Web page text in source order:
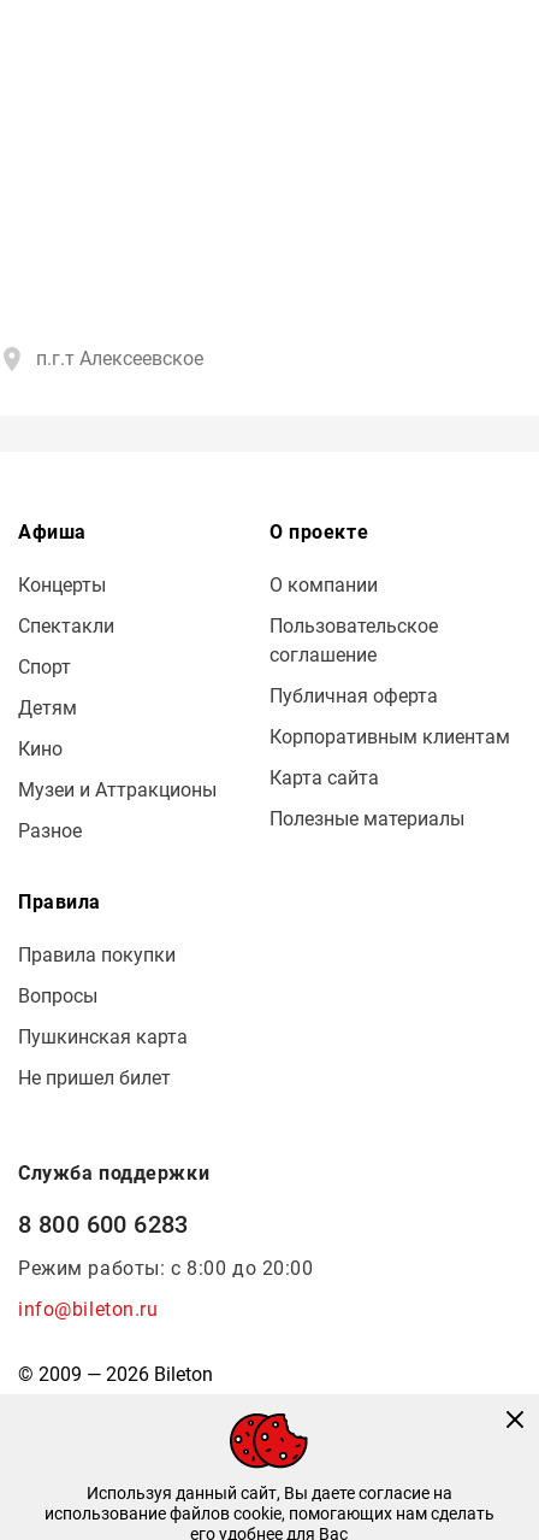
п.г.т Алексеевское
Афиша
Концерты
Спектакли
Спорт
Детям
Кино
Музеи и Аттракционы
Разное
О проекте
О компании
Пользовательское
соглашение
Публичная оферта
Корпоративным клиентам
Карта сайта
Полезные материалы
Правила
Правила покупки
Вопросы
Пушкинская карта
Не пришел билет
Служба поддержки
8 800 600 6283
Режим работы: с 8:00 до 20:00
info@bileton.ru
© 2009 — 2026 Bileton
Используя данный сайт, Вы даете согласие на
использование файлов cookie, помогающих нам сделать
его удобнее для Вас